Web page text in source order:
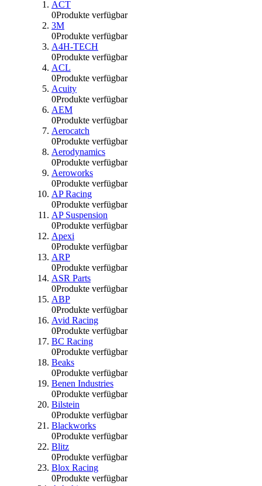
ACT
0Produkte verfügbar
3M
0Produkte verfügbar
A4H-TECH
0Produkte verfügbar
ACL
0Produkte verfügbar
Acuity
0Produkte verfügbar
AEM
0Produkte verfügbar
Aerocatch
0Produkte verfügbar
Aerodynamics
0Produkte verfügbar
Aeroworks
0Produkte verfügbar
AP Racing
0Produkte verfügbar
AP Suspension
0Produkte verfügbar
Apexi
0Produkte verfügbar
ARP
0Produkte verfügbar
ASR Parts
0Produkte verfügbar
ABP
0Produkte verfügbar
Avid Racing
0Produkte verfügbar
BC Racing
0Produkte verfügbar
Beaks
0Produkte verfügbar
Benen Industries
0Produkte verfügbar
Bilstein
0Produkte verfügbar
Blackworks
0Produkte verfügbar
Blitz
0Produkte verfügbar
Blox Racing
0Produkte verfügbar